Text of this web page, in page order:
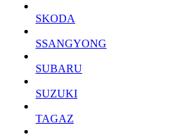
SKODA
SSANGYONG
SUBARU
SUZUKI
TAGAZ